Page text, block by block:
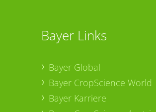
Bayer Links
Bayer Global
Bayer CropScience World
Bayer Karriere